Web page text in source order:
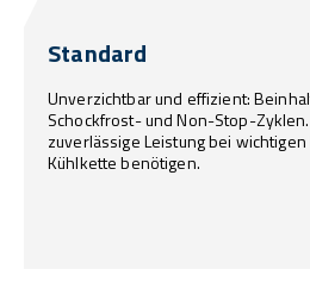
Standard
Unverzichtbar und effizient:
Schockfrost- und Non-Stop-
zuverlässige Leistung bei
Kühlkette benötigen.